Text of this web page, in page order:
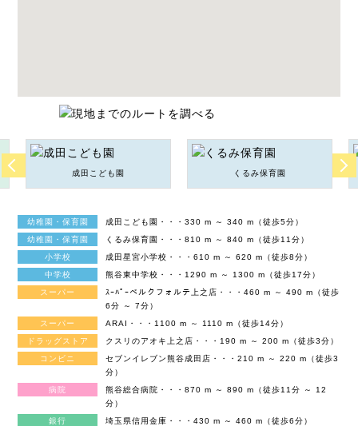
成田こども園 くるみ保育園
幼稚園・保育園
成田こども園・・・330 m ～ 340 m（徒歩5分）
幼稚園・保育園
くるみ保育園・・・810 m ～ 840 m（徒歩11分）
小学校
成田星宮小学校・・・610 m ～ 620 m（徒歩8分）
中学校
熊谷東中学校・・・1290 m ～ 1300 m（徒歩17分）
スーパー
ｽｰﾊﾟｰベルクフォルテ上之店・・・460 m ～ 490 m（徒歩
6分 ～ 7分）
スーパー
ARAI・・・1100 m ～ 1110 m（徒歩14分）
ドラッグストア
クスリのアオキ上之店・・・190 m ～ 200 m（徒歩3分）
コンビニ
セブンイレブン熊谷成田店・・・210 m ～ 220 m（徒歩3
分）
病院
熊谷総合病院・・・870 m ～ 890 m（徒歩11分 ～ 12
分）
銀行
埼玉県信用金庫・・・430 m ～ 460 m（徒歩6分）